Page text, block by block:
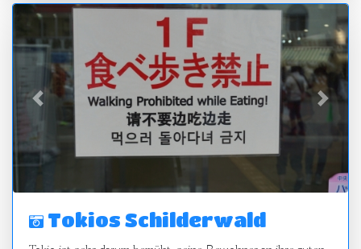
zurück vor
Tokios Schilderwald